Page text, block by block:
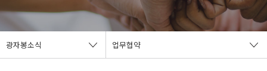
광자봉소식 업무협약